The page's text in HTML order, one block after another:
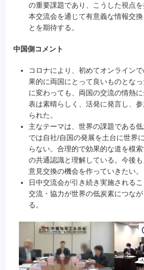
の重要課題であり、こうした視点を
本交流会を通じて有意義な情報交
とを期待する。
中国側コメント
コロナにより、初めてオンライン
果的に両国にとって良いものとな
に変わっても、両国の交流の情熱
表は素晴らしく、活発に発言し、
られた。
主なテーマは、世界の課題である
では自社/自国の発展を土台に世界
らない。合理的で効果的な道を模
の共通認識と理解している。今後
意見交換の機会を作っていきたい。
日中交流会が引き続き実施される
交流・協力が世界の低炭素につな
る。